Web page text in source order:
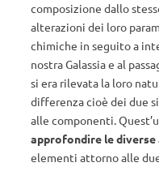
composizione dallo
alterazioni dei loro
chimiche in seguito a
nostra Galassia e al
si era rilevata la loro
differenza cioè dei due
alle componenti.
approfondire le diverse
elementi attorno alle